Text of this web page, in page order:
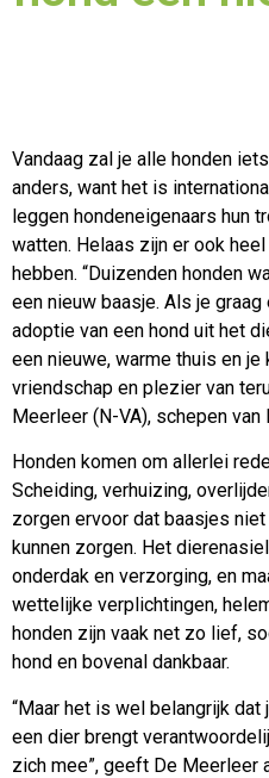
Vandaag zal je alle honden
anders, want het is
leggen hondeneigenaars hun
watten. Helaas zijn er ook
hebben. “Duizenden honden
een nieuw baasje. Als je
adoptie van een hond uit het
een nieuwe, warme thuis en
vriendschap en plezier van
Meerleer (N-VA), schepen van
Honden komen om allerlei
Scheiding, verhuizing,
zorgen ervoor dat baasjes
kunnen zorgen. Het
onderdak en verzorging, en
wettelijke verplichtingen,
honden zijn vaak net zo lief,
hond en bovenal dankbaar.
“Maar het is wel belangrijk
een dier brengt
zich mee”, geeft De Meerleer